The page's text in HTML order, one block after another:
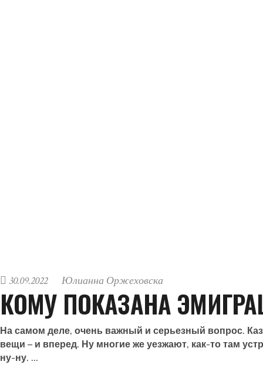
30.09.2022 Юлианна Оржеховска
КОМУ ПОКАЗАНА
На самом деле, очень важный и серьезный вопрос.
вещи – и вперед. Ну многие же уезжают, как-то там
ну-ну.